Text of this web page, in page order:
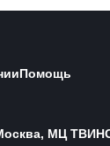
Помощь
МЦ